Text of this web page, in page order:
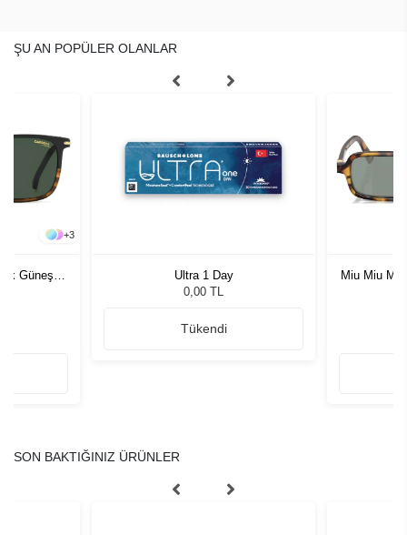
ŞU AN POPÜLER OLANLAR
+3
Güneş
Ultra 1 Day
0,00 TL
Tükendi
Miu Miu MU
SON BAKTIĞINIZ ÜRÜNLER